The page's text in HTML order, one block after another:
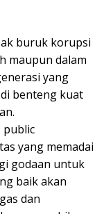
buruk korupsi
maupun dalam
yang
benteng kuat
public
yang memadai
godaan untuk
baik akan
dan